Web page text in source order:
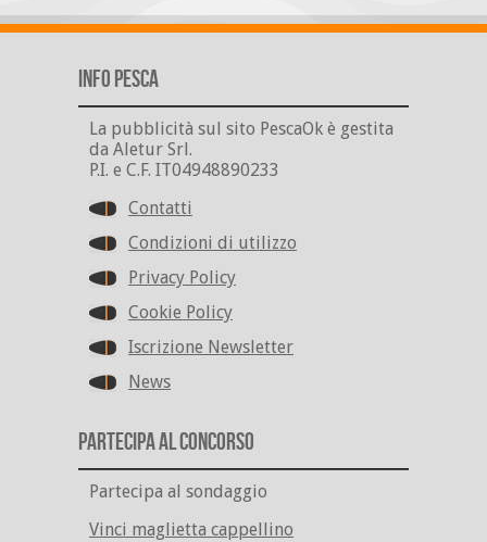
Info Pesca
La pubblicità sul sito PescaOk è gestita
da Aletur Srl.
P.I. e C.F. IT04948890233
Contatti
Condizioni di utilizzo
Privacy Policy
Cookie Policy
Iscrizione Newsletter
News
Partecipa al Concorso
Partecipa al sondaggio
Vinci maglietta cappellino